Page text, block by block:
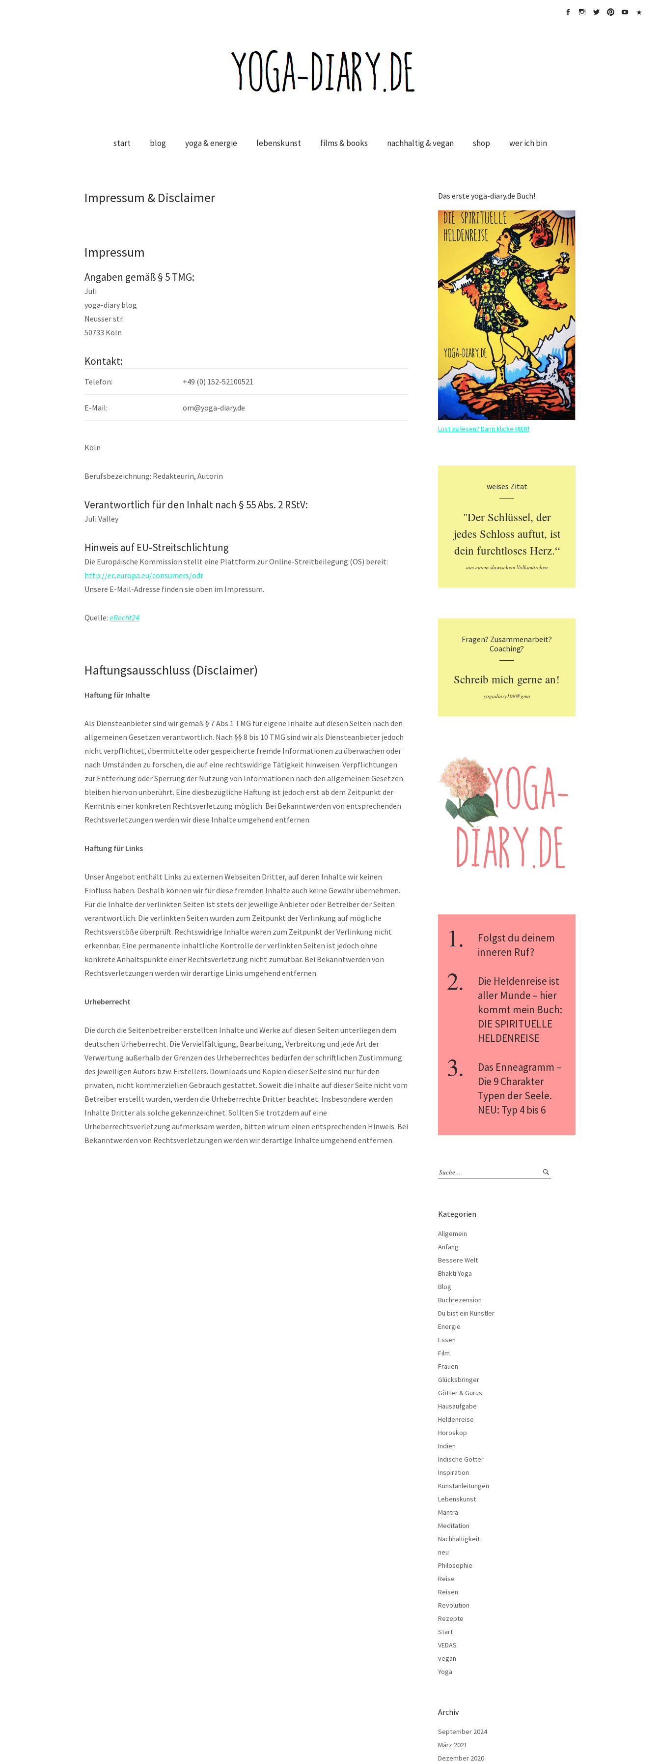
start blog yoga & energie lebenskunst films & books nachhaltig & vegan shop wer ich bin
Impressum & Disclaimer
Impressum
Angaben gemäß § 5 TMG:
Juli
yoga-diary blog
Neusser str.
50733 Köln
Kontakt:
Telefon: +49 (0) 152-52100521
E-Mail: om@yoga-diary.de
Köln
Berufsbezeichnung: Redakteurin, Autorin
Verantwortlich für den Inhalt nach § 55 Abs. 2 RStV:
Juli Valley
Hinweis auf EU-Streitschlichtung
Die Europäische Kommission stellt eine Plattform zur Online-Streitbeilegung (OS) bereit:
http://ec.europa.eu/consumers/odr
Unsere E-Mail-Adresse finden sie oben im Impressum.
Quelle: eRecht24
Haftungsausschluss (Disclaimer)
Haftung für Inhalte
Als Diensteanbieter sind wir gemäß § 7 Abs.1 TMG für eigene Inhalte auf diesen Seiten nach den
allgemeinen Gesetzen verantwortlich. Nach §§ 8 bis 10 TMG sind wir als Diensteanbieter jedoch
nicht verpflichtet, übermittelte oder gespeicherte fremde Informationen zu überwachen oder
nach Umständen zu forschen, die auf eine rechtswidrige Tätigkeit hinweisen. Verpflichtungen
zur Entfernung oder Sperrung der Nutzung von Informationen nach den allgemeinen Gesetzen
bleiben hiervon unberührt. Eine diesbezügliche Haftung ist jedoch erst ab dem Zeitpunkt der
Kenntnis einer konkreten Rechtsverletzung möglich. Bei Bekanntwerden von entsprechenden
Rechtsverletzungen werden wir diese Inhalte umgehend entfernen.
Haftung für Links
Unser Angebot enthält Links zu externen Webseiten Dritter, auf deren Inhalte wir keinen
Einfluss haben. Deshalb können wir für diese fremden Inhalte auch keine Gewähr übernehmen.
Für die Inhalte der verlinkten Seiten ist stets der jeweilige Anbieter oder Betreiber der Seiten
verantwortlich. Die verlinkten Seiten wurden zum Zeitpunkt der Verlinkung auf mögliche
Rechtsverstöße überprüft. Rechtswidrige Inhalte waren zum Zeitpunkt der Verlinkung nicht
erkennbar. Eine permanente inhaltliche Kontrolle der verlinkten Seiten ist jedoch ohne
konkrete Anhaltspunkte einer Rechtsverletzung nicht zumutbar. Bei Bekanntwerden von
Rechtsverletzungen werden wir derartige Links umgehend entfernen.
Urheberrecht
Die durch die Seitenbetreiber erstellten Inhalte und Werke auf diesen Seiten unterliegen dem
deutschen Urheberrecht. Die Vervielfältigung, Bearbeitung, Verbreitung und jede Art der
Verwertung außerhalb der Grenzen des Urheberrechtes bedürfen der schriftlichen Zustimmung
des jeweiligen Autors bzw. Erstellers. Downloads und Kopien dieser Seite sind nur für den
privaten, nicht kommerziellen Gebrauch gestattet. Soweit die Inhalte auf dieser Seite nicht vom
Betreiber erstellt wurden, werden die Urheberrechte Dritter beachtet. Insbesondere werden
Inhalte Dritter als solche gekennzeichnet. Sollten Sie trotzdem auf eine
Urheberrechtsverletzung aufmerksam werden, bitten wir um einen entsprechenden Hinweis. Bei
Bekanntwerden von Rechtsverletzungen werden wir derartige Inhalte umgehend entfernen.
Das erste yoga-diary.de Buch!
Lust zu lesen? Dann klicke HIER!
weises Zitat
"Der Schlüssel, der
jedes Schloss auftut, ist
dein furchtloses Herz.“
aus einem slawischem Volksmärchen
Fragen? Zusammenarbeit?
Coaching?
Schreib mich gerne an!
yogadiary108@gma
Folgst du deinem
inneren Ruf?
Die Heldenreise ist
aller Munde – hier
kommt mein Buch:
DIE SPIRITUELLE
HELDENREISE
Das Enneagramm –
Die 9 Charakter
Typen der Seele.
NEU: Typ 4 bis 6
Kategorien
Allgemein
Anfang
Bessere Welt
Bhakti Yoga
Blog
Buchrezension
Du bist ein Künstler
Energie
Essen
Film
Frauen
Glücksbringer
Götter & Gurus
Hausaufgabe
Heldenreise
Horoskop
Indien
Indische Götter
Inspiration
Kunstanleitungen
Lebenskunst
Mantra
Meditation
Nachhaltigkeit
neu
Philosophie
Reise
Reisen
Revolution
Rezepte
Start
VEDAS
vegan
Yoga
Archiv
September 2024
März 2021
Dezember 2020